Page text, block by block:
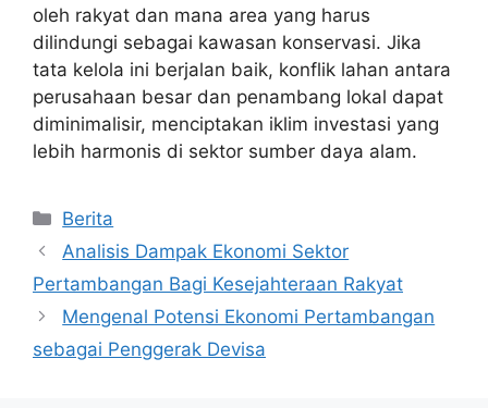
oleh rakyat dan mana area yang harus
dilindungi sebagai kawasan konservasi. Jika
tata kelola ini berjalan baik, konflik lahan antara
perusahaan besar dan penambang lokal dapat
diminimalisir, menciptakan iklim investasi yang
lebih harmonis di sektor sumber daya alam.
Kategori
Berita
Analisis Dampak Ekonomi Sektor
Pertambangan Bagi Kesejahteraan Rakyat
Mengenal Potensi Ekonomi Pertambangan
sebagai Penggerak Devisa